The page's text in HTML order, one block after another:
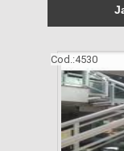
Cod.:4530